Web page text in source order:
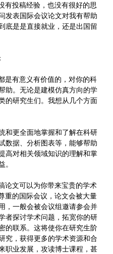
有投稿经验，也没有很好的思
发表国际会议论文对我有帮助
底是是直接就业，还是出国留
是有意义有价值的，对你的科
助。无论是建模仿真方向的学
的研究生们。我想从几个方面
和更全面地掌握和了解在科研
数据、分析图表等，能够帮助
高对相关领域知识的理解和掌
。
论文可以为你带来宝贵的学术
重的国际会议，论文会被大量
，一般会被会议组邀请参会并
者探讨学术问题，拓宽你的研
的联系。这将使你在研究生阶
究，获得更多的学术资源和合
职业发展，攻读博士课程，甚